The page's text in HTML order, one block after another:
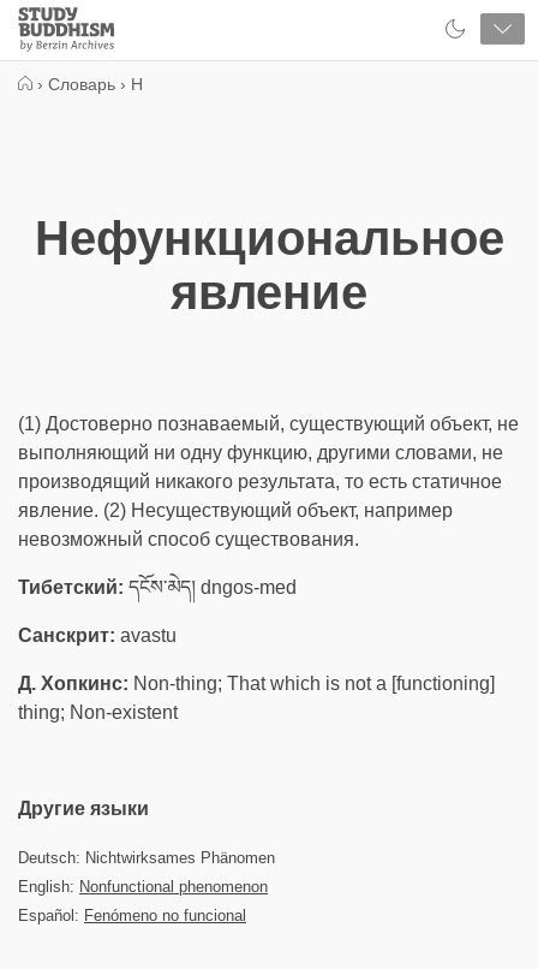
Close
Study
Buddhism
› Словарь › Н
Нефункциональное
явление
(1) Достоверно познаваемый, существующий объект, не
выполняющий ни одну функцию, другими словами, не
производящий никакого результата, то есть статичное
явление. (2) Несуществующий объект, например
невозможный способ существования.
Тибетский: དངོས་མེད། dngos-med
Санскрит: avastu
Д. Хопкинс: Non-thing; That which is not a [functioning]
thing; Non-existent
Другие языки
Deutsch: Nichtwirksames Phänomen
English: Nonfunctional phenomenon
Español: Fenómeno no funcional